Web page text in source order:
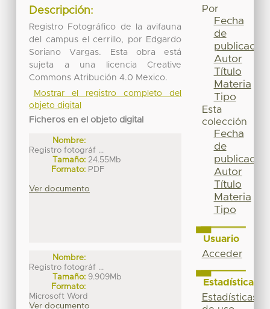
Descripción:
Registro Fotográfico de la avifauna
del campus el cerrillo, por Edgardo
Soriano Vargas. Esta obra está
sujeta a una licencia Creative
Commons Atribución 4.0 Mexico.
Mostrar el registro completo del
objeto digital
Ficheros en el objeto digital
Nombre:
Registro fotográf ...
Tamaño: 24.55Mb
Formato: PDF
Ver documento
Nombre:
Registro fotográf ...
Tamaño: 9.909Mb
Formato:
Microsoft Word
Ver documento
Por
Fecha
de
publicación
Autor
Título
Materia
Tipo
Esta
colección
Fecha
de
publicación
Autor
Título
Materia
Tipo
Usuario
Acceder
Estadísticas
Estadísticas